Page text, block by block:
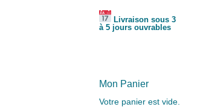
Livraison sous 3
à 5 jours ouvrables
Mon Panier
Votre panier est vide.